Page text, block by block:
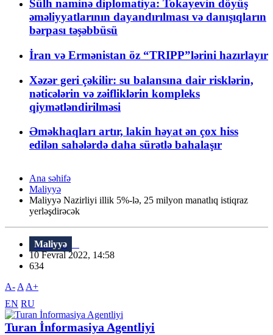
Sülh naminə diplomatiya: Tokayevin döyüş
əməliyyatlarının dayandırılması və danışıqların
bərpası təşəbbüsü
İran və Ermənistan öz “TRIPP”lərini hazırlayır
Xəzər geri çəkilir: su balansına dair risklərin,
nəticələrin və zəifliklərin kompleks
qiymətləndirilməsi
Əməkhaqları artır, lakin həyat ən çox hiss
edilən sahələrdə daha sürətlə bahalaşır
Ana səhifə
Maliyyə
Maliyyə Nazirliyi illik 5%-lə, 25 milyon manatlıq istiqraz
yerləşdirəcək
Maliyyə
10 Fevral 2022, 14:58
634
A- A A+
EN RU
Turan İnformasiya Agentliyi